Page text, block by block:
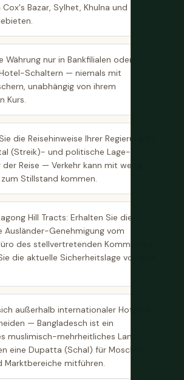
Bazar, Sylhet, Khulna und
Währung nur in Bankfilialen oder
Schaltern — niemals mit
unabhängig von ihrem
Kurs.
die Reisehinweise Ihrer Regierung für
(Streik)- und politische Lage-
Reise — Verkehr kann mit wenig
Stillstand kommen.
Hill Tracts: Erhalten Sie die
Ausländer-Genehmigung vom
des stellvertretenden Kommissars
die aktuelle Sicherheitslage vor dem
außerhalb internationaler Hotels in
— Bangladesch ist ein
muslimisch-mehrheitliches Land.
eine Dupatta (Schal) für Moschee-
Marktbereiche mitführen.